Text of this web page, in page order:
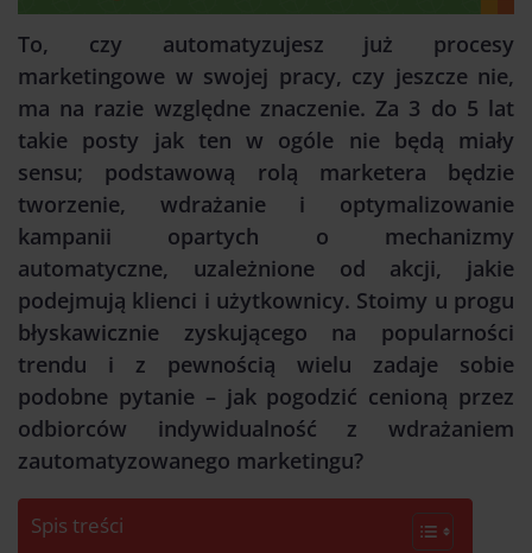
To, czy automatyzujesz już procesy
marketingowe w swojej pracy, czy jeszcze nie,
ma na razie względne znaczenie. Za 3 do 5 lat
takie posty jak ten w ogóle nie będą miały
sensu; podstawową rolą marketera będzie
tworzenie, wdrażanie i optymalizowanie
kampanii opartych o mechanizmy
automatyczne, uzależnione od akcji, jakie
podejmują klienci i użytkownicy. Stoimy u progu
błyskawicznie zyskującego na popularności
trendu i z pewnością wielu zadaje sobie
podobne pytanie – jak pogodzić cenioną przez
odbiorców indywidualność z wdrażaniem
zautomatyzowanego marketingu?
Spis treści